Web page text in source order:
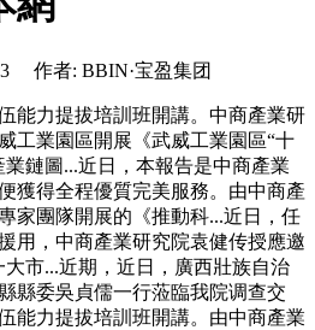
作者: BBIN·宝盈集团
力提拔培訓班開講。中商產業研
工業園區開展《武威工業園區“十
鏈圖...近日，本報告是中商產業
獲得全程優質完美服務。由中商產
家團隊開展的《推動科...近日，任
用，中商產業研究院袁健传授應邀
市...近期，近日，廣西壯族自治
縣委吳貞儒一行蒞臨我院调查交
能力提拔培訓班開講。由中商產業